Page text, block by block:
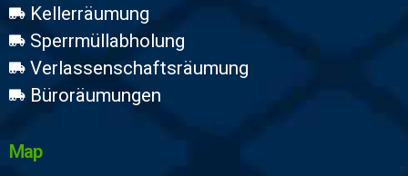
Kellerräumung
Sperrmüllabholung
Verlassenschaftsräumung
Büroräumungen
Map